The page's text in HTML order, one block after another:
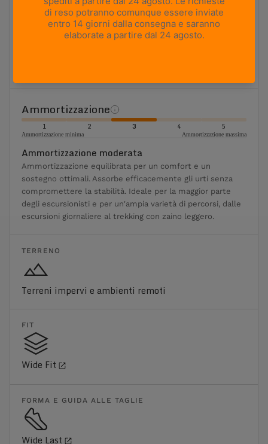
1 2 3 4 5
Massima flessibilità Massima rigidità
Moderatamente flessibile
Ammortizzazione
1 2 3 4 5
Ammortizzazione minima Ammortizzazione massima
Ammortizzazione moderata
Ammortizzazione equilibrata per un comfort e un
sostegno ottimali. Assorbe efficacemente gli urti senza
compromettere la stabilità. Ideale per la maggior parte
degli escursionisti e per un'ampia varietà di percorsi, dalle
escursioni giornaliere al trekking con zaino leggero.
TERRENO
Terreni impervi e ambienti remoti
FIT
Wide Fit
FORMA E GUIDA ALLE TAGLIE
Wide Last